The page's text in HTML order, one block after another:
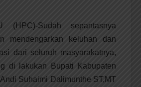
(HPC)-Sudah sepantasnya
mendengarkan keluhan dan
dari seluruh masyarakatnya,
di lakukan Bupati Kabupaten
Suhaimi Dalimunthe ST,MT